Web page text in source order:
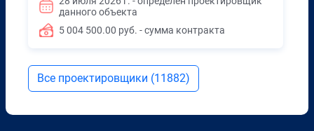
данного объекта
5 004 500.00 руб. - сумма контракта
Все проектировщики (11882)